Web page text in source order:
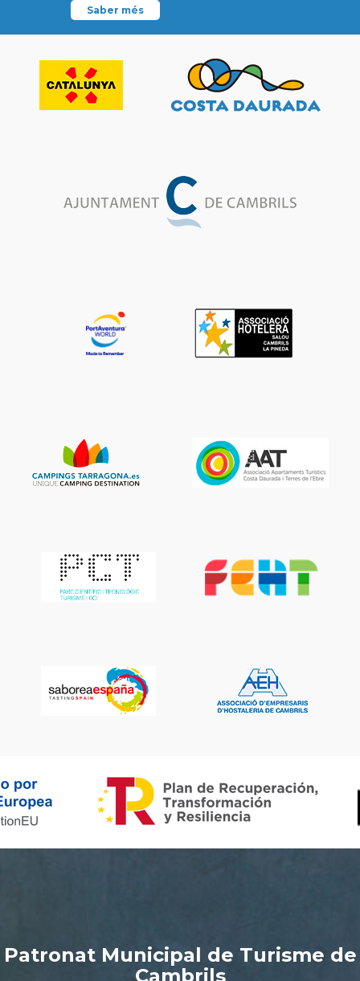
Saber més
Patronat Municipal de Turisme de
Cambrils